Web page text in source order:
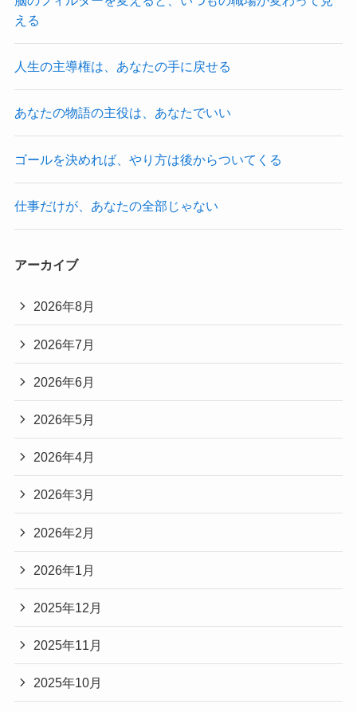
える
人生の主導権は、あなたの手に戻せる
あなたの物語の主役は、あなたでいい
ゴールを決めれば、やり方は後からついてくる
仕事だけが、あなたの全部じゃない
アーカイブ
2026年8月
2026年7月
2026年6月
2026年5月
2026年4月
2026年3月
2026年2月
2026年1月
2025年12月
2025年11月
2025年10月